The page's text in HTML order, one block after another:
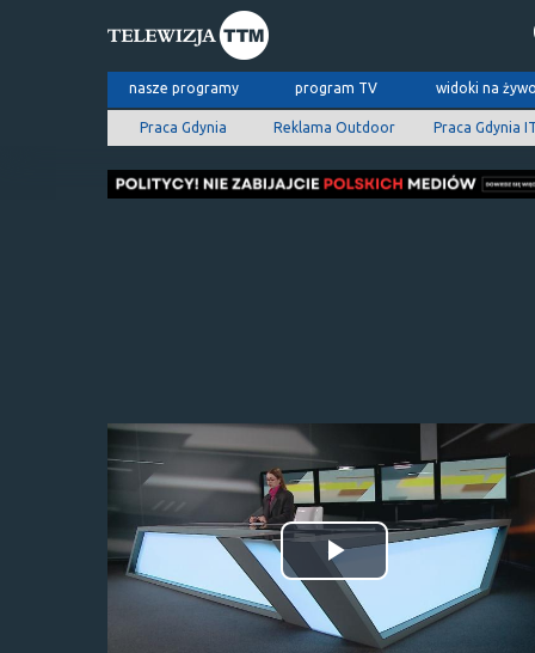
nasze programy program TV widoki na
Praca Gdynia Reklama Outdoor Praca Gdynia
Odtwórz
wideo